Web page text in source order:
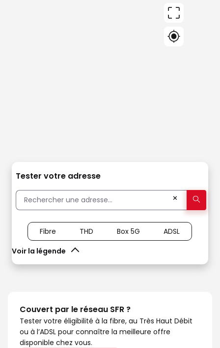
Tester votre adresse
✕
Voir la légende
Fibre THD Box 5G ADSL
Couvert par le réseau SFR ?
Tester votre éligibilité à la fibre, au Très Haut Débit
ou à l’ADSL pour connaître la meilleure offre
disponible chez vous.